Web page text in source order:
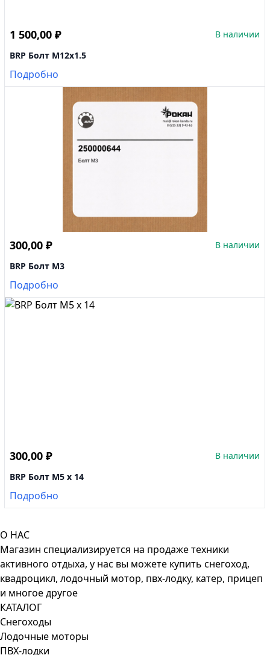
1 500,00 ₽
В наличии
BRP Болт M12x1.5
Подробно
300,00 ₽
В наличии
BRP Болт M3
Подробно
300,00 ₽
В наличии
BRP Болт M5 x 14
Подробно
О НАС
Магазин специализируется на продаже техники
активного отдыха, у нас вы можете купить снегоход,
квадроцикл, лодочный мотор, пвх-лодку, катер, прицеп
и многое другое
КАТАЛОГ
Снегоходы
Лодочные моторы
ПВХ-лодки